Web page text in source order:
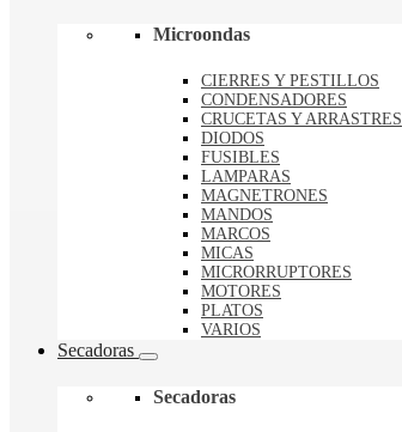
Microondas
CIERRES Y PESTILLOS
CONDENSADORES
CRUCETAS Y ARRASTRES
DIODOS
FUSIBLES
LAMPARAS
MAGNETRONES
MANDOS
MARCOS
MICAS
MICRORRUPTORES
MOTORES
PLATOS
VARIOS
Secadoras
Secadoras